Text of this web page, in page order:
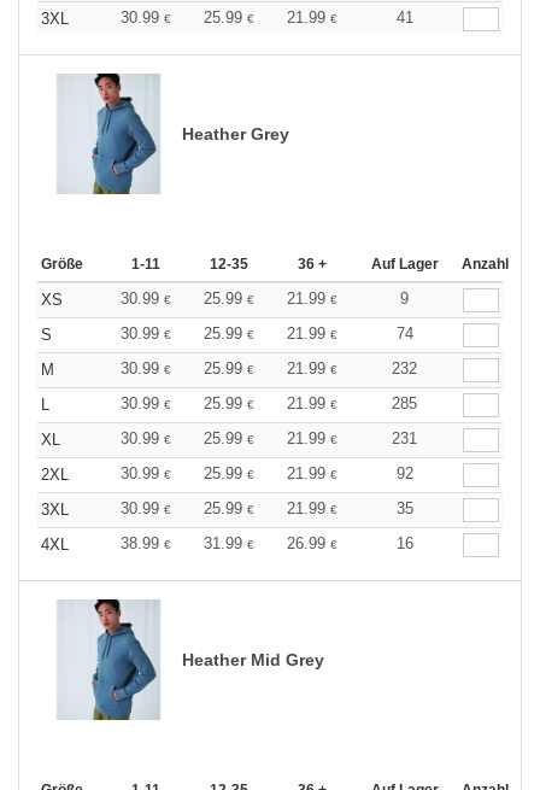
3XL
30.99 € 25.99 € 21.99 € 41
Heather Grey
Größe 1-11 12-35 36 + Auf Lager Anzahl
XS 30.99 € 25.99 € 21.99 €
9
S
30.99 € 25.99 € 21.99 €
74
M
30.99 € 25.99 € 21.99 €
232
L
30.99 € 25.99 € 21.99 €
285
XL
30.99 € 25.99 € 21.99 €
231
2XL
30.99 € 25.99 € 21.99 €
92
3XL
30.99 € 25.99 € 21.99 €
35
4XL
38.99 € 31.99 € 26.99 € 16
Heather Mid Grey